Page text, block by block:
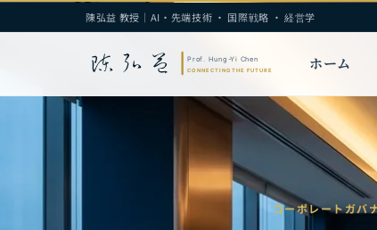
陳弘益 教授｜AI・先端技術 · 国際戦略 · 経営学
ホーム
コーポレートガバ